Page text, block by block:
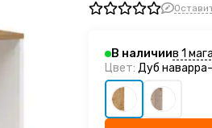
В наличиив 1
Цвет: Дуб